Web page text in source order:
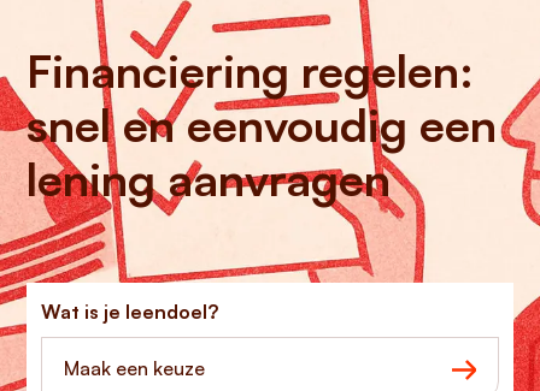
Financiering regelen:
snel en eenvoudig een
lening aanvragen
Wat is je leendoel?
Maak een keuze